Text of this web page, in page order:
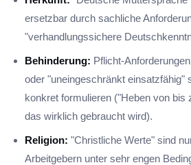
ersetzbar durch sachliche
"verhandlungssichere
Behinderung: Pflicht-
oder "uneingeschränkt einsatzfähig"
konkret formulieren ("Heben von bis
das wirklich gebraucht wird).
Religion: "Christliche Werte" sind
Arbeitgebern unter sehr engen